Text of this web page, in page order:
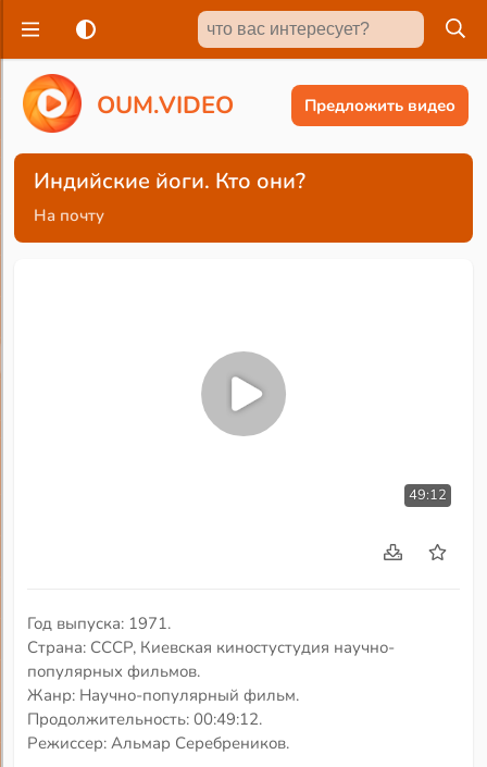
OUM.VIDEO Предложить видео
Индийские йоги. Кто они?
На почту
49:12
Год выпуска: 1971.
Страна: СССР, Киевская киностустудия научно-
популярных фильмов.
Жанр: Научно-популярный фильм.
Продолжительность: 00:49:12.
Режиссер: Альмар Серебреников.